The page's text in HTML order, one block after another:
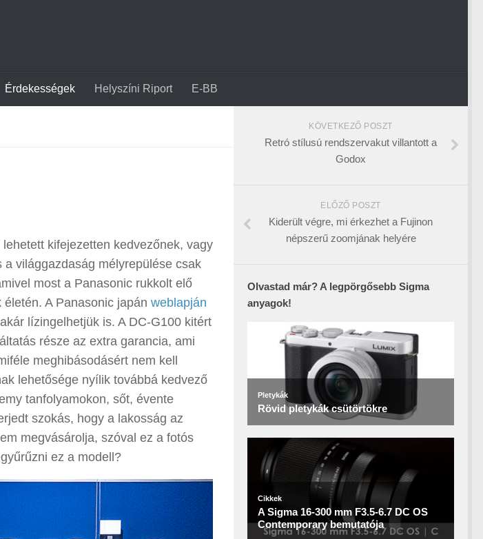
Érdekességek Helyszíni Riport E-BB
kifejezetten kedvezőnek, vagy
világgazdaság mélyrepülése csak
most a Panasonic rukkolt elő
A Panasonic japán weblapján
lízingelhetjük is. A DC-G100 kitért
része az extra garancia, ami
meghibásodásért nem kell
lehetősége nyílik továbbá kedvező
tanfolyamokon, sőt, évente
szokás, hogy a lakosság az
megvásárolja, szóval ez a fotós
ez a modell?
KÖVETKEZŐ POSZT
Retró stílusú rendszervakut villantott a
Godox
ELŐZŐ POSZT
Kiderült végre, mi érkezhet a Fujinon
népszerű zoomjának helyére
Olvastad már? A legpörgősebb Sigma
anyagok!